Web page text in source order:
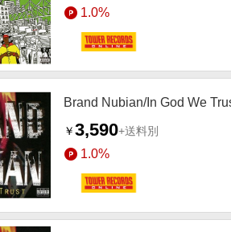
1.0%
Brand Nubian/In God We
￥3,590+送料別
1.0%